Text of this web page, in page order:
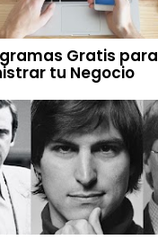
Gratis para
tu Negocio